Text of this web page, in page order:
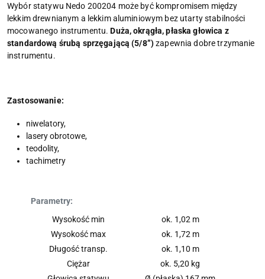
Wybór statywu Nedo 200204 może być kompromisem między
lekkim drewnianym a lekkim aluminiowym bez utarty stabilności
mocowanego instrumentu.Duża, okrągła, płaska głowica z
standardową śrubą sprzęgającą (5/8”)zapewnia dobre trzymanie
instrumentu.
Zastosowanie:
niwelatory,
lasery obrotowe,
teodolity,
tachimetry
Parametry:
Wysokość min
ok. 1,02 m
Wysokość max
ok. 1,72 m
Długość transp.
ok. 1,10 m
Ciężar
ok. 5,20 kg